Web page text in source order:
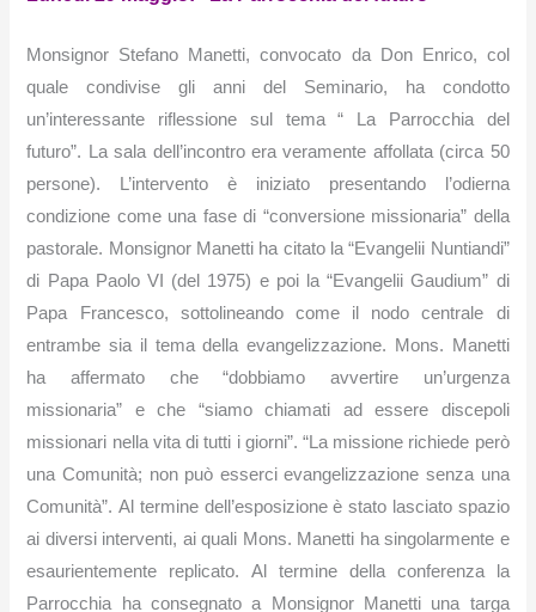
Monsignor Stefano Manetti, convocato da Don Enrico, col
quale condivise gli anni del Seminario, ha condotto
un’interessante riflessione sul tema “ La Parrocchia del
futuro”.
La sala dell’incontro era veramente affollata (circa 50
persone). L’intervento è iniziato presentando l’odierna
condizione come una fase di “conversione missionaria” della
pastorale. Monsignor Manetti ha citato la “Evangelii Nuntiandi”
di Papa Paolo VI (del 1975) e poi la “Evangelii Gaudium” di
Papa Francesco, sottolineando come il nodo centrale di
entrambe sia il tema della evangelizzazione.
Mons. Manetti
ha affermato che “dobbiamo avvertire un’urgenza
missionaria” e che “siamo chiamati ad essere discepoli
missionari nella vita di tutti i giorni”. “La missione richiede però
una Comunità; non può esserci evangelizzazione senza una
Comunità”.Al termine dell’esposizione è stato lasciato spazio
ai diversi interventi, ai quali Mons. Manetti ha singolarmente e
esaurientemente replicato.Al termine della conferenza la
Parrocchia ha consegnato a Monsignor Manetti una targa